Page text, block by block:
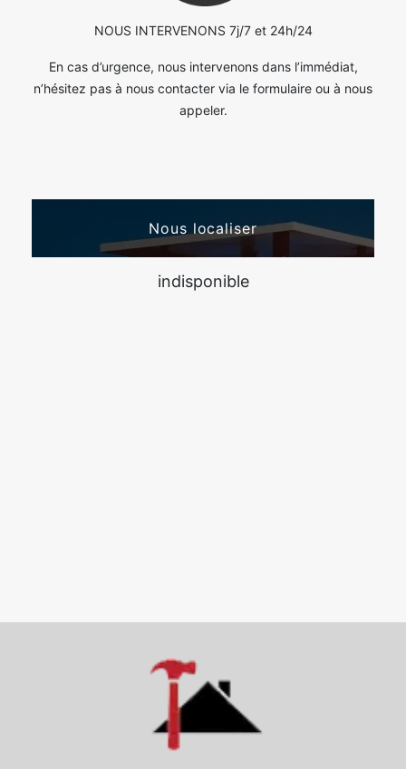
NOUS INTERVENONS 7j/7 et 24h/24
En cas d’urgence, nous intervenons dans l’immédiat,
n’hésitez pas à nous contacter via le formulaire ou à nous
appeler.
Nous localiser
indisponible